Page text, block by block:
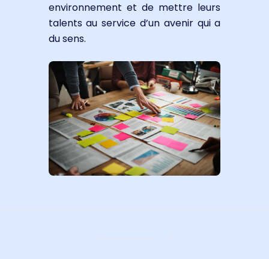
environnement et de mettre leurs
talents au service d’un avenir qui a
du sens.